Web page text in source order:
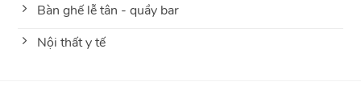
Bàn ghế lễ tân - quầy bar
Nội thất y tế